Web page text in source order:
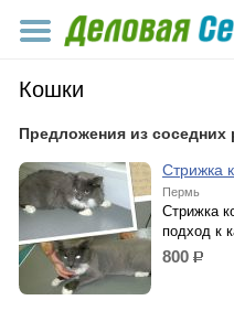
Кошки
Предложения из соседних
Стрижка
Пермь
Стрижка
подход к
800 р.